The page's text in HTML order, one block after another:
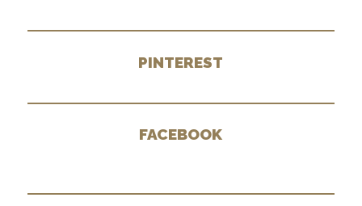
PINTEREST
FACEBOOK